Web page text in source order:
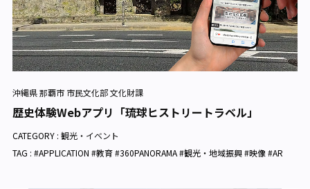
沖縄県 那覇市 市民文化部 文化財課
歴史体験Webアプリ「琉球ヒストリートラベル」
CATEGORY : 観光・イベント
TAG : #APPLICATION #教育 #360PANORAMA #観光・地域振興 #映像 #AR